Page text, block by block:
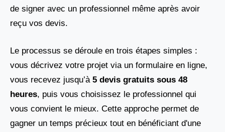
de signer avec un professionnel même après avoir
reçu vos devis.
Le processus se déroule en trois étapes simples :
vous décrivez votre projet via un formulaire en ligne,
vous recevez jusqu’à 5 devis gratuits sous 48
heures, puis vous choisissez le professionnel qui
vous convient le mieux. Cette approche permet de
gagner un temps précieux tout en bénéficiant d'une